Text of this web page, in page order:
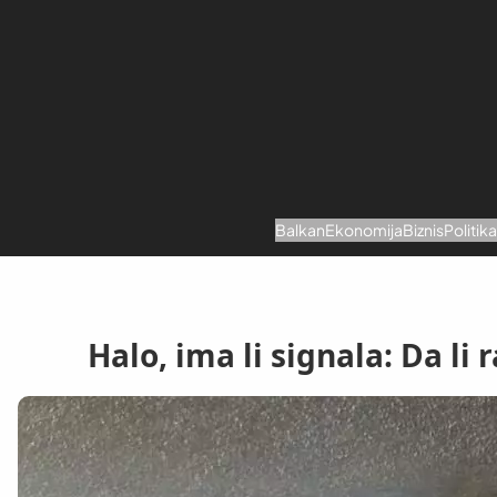
BalkanEkonomijaBiznisPolitika
Halo, ima li signala: Da li